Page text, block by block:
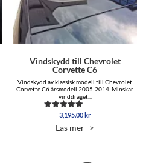
Vindskydd till Chevrolet
Corvette C6
Vindskydd av klassisk modell till Chevrolet
Corvette C6 årsmodell 2005-2014. Minskar
vinddraget...
Betygsatt
av 5
3,195.00 kr
Läs mer ->